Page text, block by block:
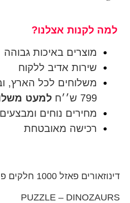
למה לקנות אצלנו?
מוצרים באיכות גבוהה
שירות אדיב ללקוח
משלוחים לכל הארץ,
799 ש׳׳ח
למעט
מחירים נוחים ומבצעים
רכישה מאובטחת
דינוזאורים פאזל 1000 חלקים פוקסמיינד – FoxMind
PUZZLE – DINOZAURS